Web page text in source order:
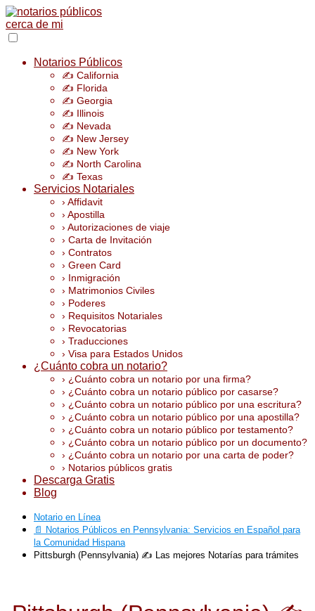
Notarios Públicos
✍️ California
✍️ Florida
✍️ Georgia
✍️ Illinois
✍️ Nevada
✍️ New Jersey
✍️ New York
✍️ North Carolina
✍️ Texas
Servicios Notariales
› Affidavit
› Apostilla
› Autorizaciones de viaje
› Carta de Invitación
› Contratos
› Green Card
› Inmigración
› Matrimonios Civiles
› Poderes
› Requisitos Notariales
› Revocatorias
› Traducciones
› Visa para Estados Unidos
¿Cuánto cobra un notario?
› ¿Cuánto cobra un notario por una firma?
› ¿Cuánto cobra un notario público por casarse?
› ¿Cuánto cobra un notario público por una escritura?
› ¿Cuánto cobra un notario público por una apostilla?
› ¿Cuánto cobra un notario público por testamento?
› ¿Cuánto cobra un notario público por un documento?
› ¿Cuánto cobra un notario por una carta de poder?
› Notarios públicos gratis
Descarga Gratis
Blog
Notario en Línea
📄 Notarios Públicos en Pennsylvania: Servicios en Español para
la Comunidad Hispana
Pittsburgh (Pennsylvania) ✍️ Las mejores Notarías para trámites